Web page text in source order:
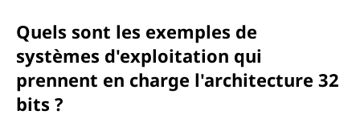
Quels sont les exemples de
systèmes d'exploitation qui
prennent en charge l'architecture 32
bits ?